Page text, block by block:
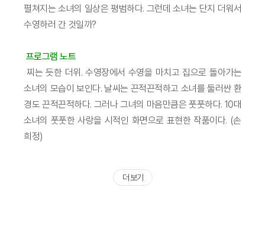
펼쳐지는 소녀의 일상은 평범하다. 그런데 소녀는 단지 더워서
수영하러 간 것일까?
프로그램 노트
찌는 듯한 더위. 수영장에서 수영을 마치고 집으로 돌아가는
소녀의 모습이 보인다. 날씨는 끈적끈적하고 소녀를 둘러싼 환
경도 끈적끈적하다. 그러나 그녀의 마음만큼은 풋풋하다. 10대
소녀의 풋풋한 사랑을 시적인 화면으로 표현한 작품이다. (손
희정)
더 보기